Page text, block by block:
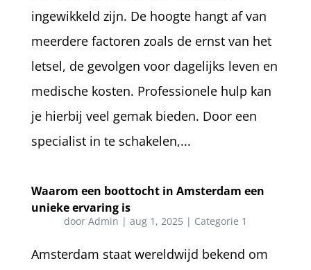
ingewikkeld zijn. De hoogte hangt af van
meerdere factoren zoals de ernst van het
letsel, de gevolgen voor dagelijks leven en
medische kosten. Professionele hulp kan
je hierbij veel gemak bieden. Door een
specialist in te schakelen,...
Waarom een boottocht in Amsterdam een
unieke ervaring is
door Admin | aug 1, 2025 | Categorie 1
Amsterdam staat wereldwijd bekend om